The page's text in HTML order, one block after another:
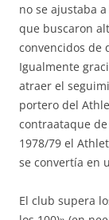
no se ajustaba
que buscaron
convencidos de
Igualmente
atraer el
portero del
contraataque
1978/79 el
se convertía en
El club supera